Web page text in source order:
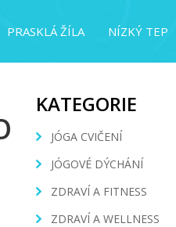
PRASKLÁ ŽÍLA NÍZKÝ TEP
KATEGORIE
JÓGA CVIČENÍ
JÓGOVÉ DÝCHÁNÍ
ZDRAVÍ A FITNESS
ZDRAVÍ A WELLNESS